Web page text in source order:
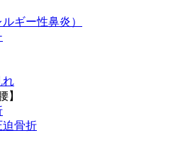
ギー性鼻炎）
れ
】
迫骨折